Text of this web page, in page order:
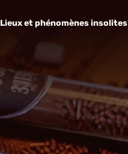
Lieux et phénomènes insolites